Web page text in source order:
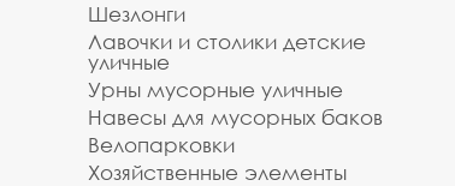
Шезлонги
Лавочки и столики детские
уличные
Урны мусорные уличные
Навесы для мусорных баков
Велопарковки
Хозяйственные элементы